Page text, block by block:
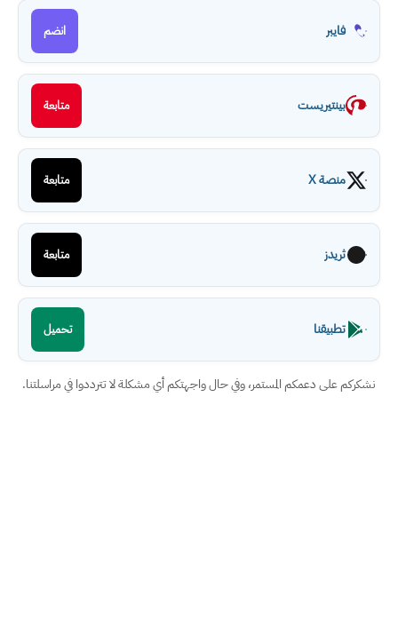
فايبر انضم
بينتيريست متابعة
منصة X متابعة
ثريدز متابعة
تطبيقنا تحميل
نشكركم على دعمكم المستمر، وفي حال واجهتكم أي مشكلة لا تترددوا في مراسلتنا.